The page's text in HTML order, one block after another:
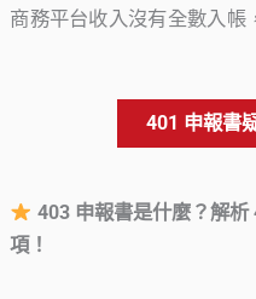
商務平台收入沒有全數入帳
401 申報書
403 申報書是什麼？解析
項！